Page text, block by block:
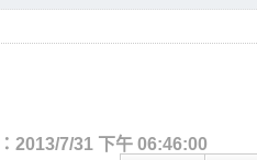
2013/7/31 下午 06:46:00